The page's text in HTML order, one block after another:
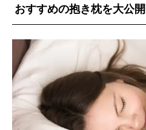
おすすめの抱き枕を大公開